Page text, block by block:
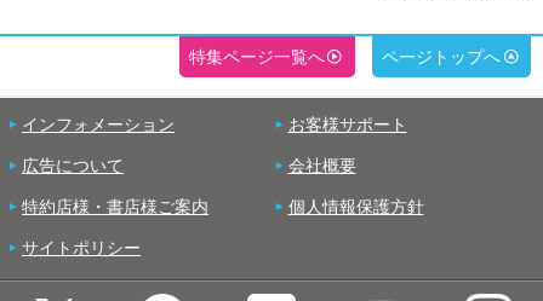
特集ページ一覧へ ページトップへ
インフォメーション お客様サポート
広告について 会社概要
特約店様・書店様ご案内 個人情報保護方針
サイトポリシー